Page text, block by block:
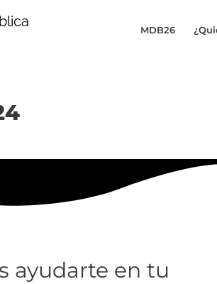
MDB26
ayudarte en tu